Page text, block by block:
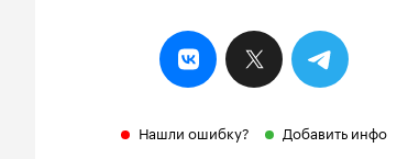
Нашли ошибку? Добавить инфо